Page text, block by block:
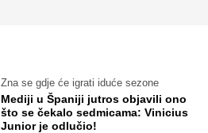
Zna se gdje će igrati iduće sezone
Mediji u Španiji jutros objavili ono
što se čekalo sedmicama: Vinicius
Junior je odlučio!